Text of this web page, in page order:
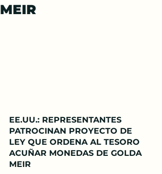
MEIR
EE.UU.: REPRESENTANTES
PATROCINAN PROYECTO DE
LEY QUE ORDENA AL TESORO
ACUÑAR MONEDAS DE GOLDA
MEIR